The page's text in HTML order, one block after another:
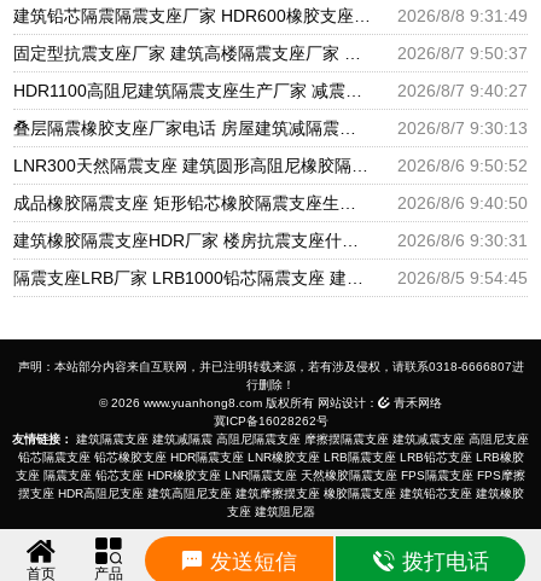
2026/8/8 9:31:49
2026/8/7 9:50:37
2026/8/7 9:40:27
2026/8/7 9:30:13
2026/8/6 9:50:52
2026/8/6 9:40:50
2026/8/6 9:30:31
2026/8/5 9:54:45
首页 产品 发送短信 拨打电话
声明：本站部分内容来自互联网，并已注明转载来源，若有涉及侵权，请联系0318-6666807进
行删除！
© 2026 www.yuanhong8.com 版权所有 网站设计：
青禾网络
冀ICP备16028262号
友情链接：
建筑隔震支座 建筑减隔震 高阻尼隔震支座 摩擦摆隔震支座 建筑减震支座 高阻尼支座
铅芯隔震支座 铅芯橡胶支座 HDR隔震支座 LNR橡胶支座 LRB隔震支座 LRB铅芯支座 LRB橡胶
支座 隔震支座 铅芯支座 HDR橡胶支座 LNR隔震支座 天然橡胶隔震支座 FPS隔震支座 FPS摩擦
摆支座 HDR高阻尼支座 建筑高阻尼支座 建筑摩擦摆支座 橡胶隔震支座 建筑铅芯支座 建筑橡胶
支座 建筑阻尼器